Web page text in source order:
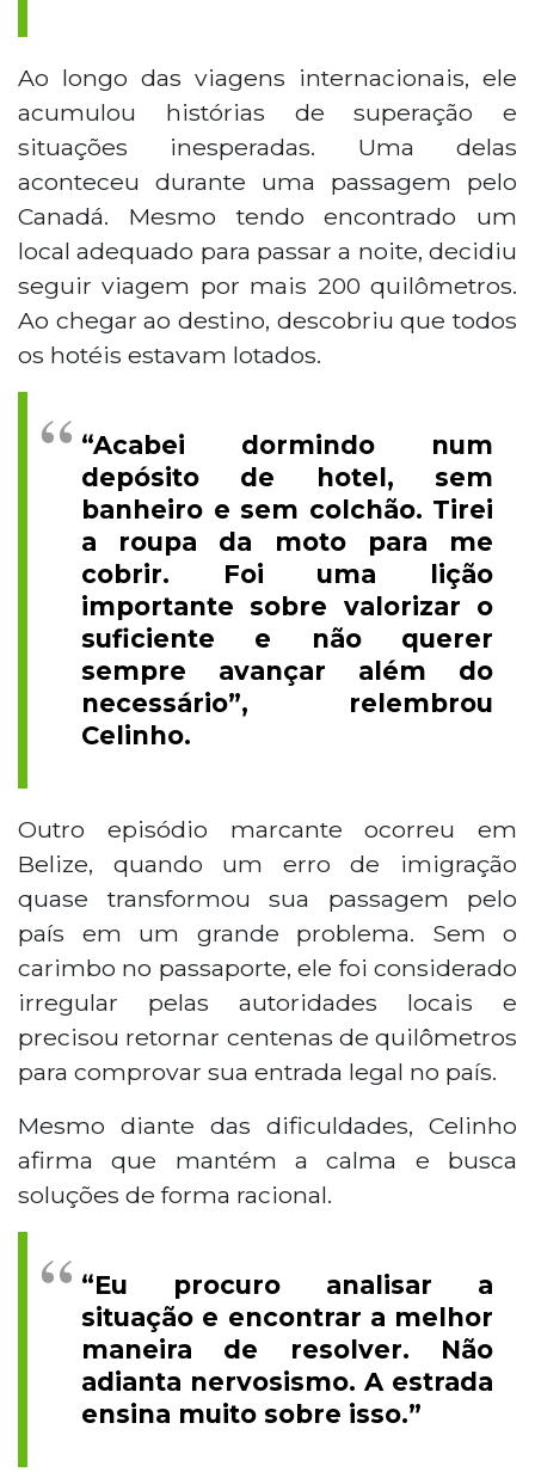
Ao longo das viagens internacionais, ele
acumulou histórias de superação e
situações inesperadas. Uma delas
aconteceu durante uma passagem pelo
Canadá. Mesmo tendo encontrado um
local adequado para passar a noite, decidiu
seguir viagem por mais 200 quilômetros.
Ao chegar ao destino, descobriu que todos
os hotéis estavam lotados.
“Acabei dormindo num
depósito de hotel, sem
banheiro e sem colchão. Tirei
a roupa da moto para me
cobrir. Foi uma lição
importante sobre valorizar o
suficiente e não querer
sempre avançar além do
necessário”, relembrou
Celinho.
Outro episódio marcante ocorreu em
Belize, quando um erro de imigração
quase transformou sua passagem pelo
país em um grande problema. Sem o
carimbo no passaporte, ele foi considerado
irregular pelas autoridades locais e
precisou retornar centenas de quilômetros
para comprovar sua entrada legal no país.
Mesmo diante das dificuldades, Celinho
afirma que mantém a calma e busca
soluções de forma racional.
“Eu procuro analisar a
situação e encontrar a melhor
maneira de resolver. Não
adianta nervosismo. A estrada
ensina muito sobre isso.”